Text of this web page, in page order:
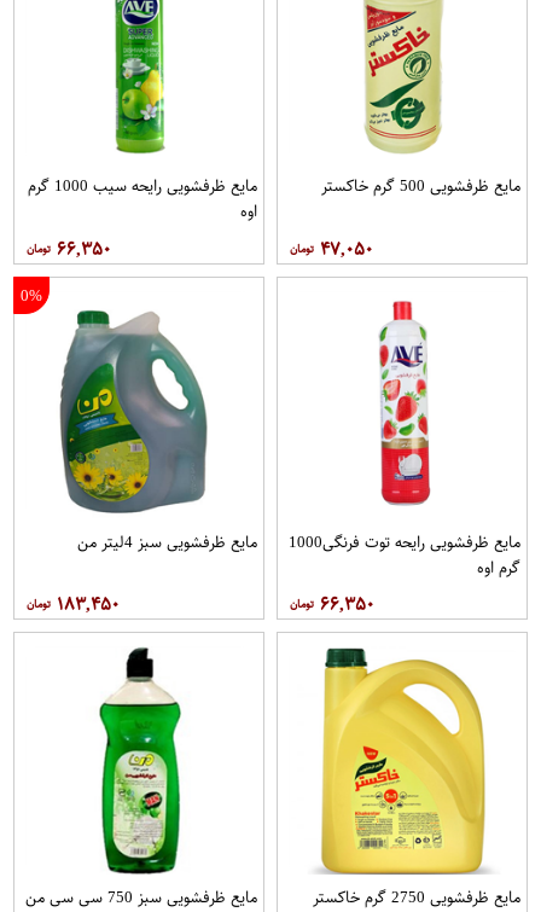
مایع ظرفشویی 500 گرم خاکستر
۴۷,۰۵۰
مایع ظرفشویی رایحه سیب 1000 گرم
اوه
۶۶,۳۵۰
مایع ظرفشویی رایحه توت فرنگی1000
گرم اوه
۶۶,۳۵۰
0%
مایع ظرفشویی سبز 4لیتر من
۱۸۳,۴۵۰
مایع ظرفشویی 2750 گرم خاکستر مایع ظرفشویی سبز 750 سی سی من